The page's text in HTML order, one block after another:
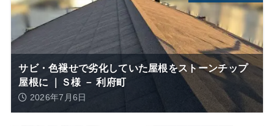
サビ・色褪せで劣化していた屋根をストーンチップ
屋根に ｜Ｓ様 － 利府町
2026年7月6日